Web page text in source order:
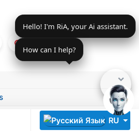
RU
pentru managementul flotei de roboți
real și analiză date
software și servicii într-o singură
la zeci de unități
mult
Hello! I'm RiA, your Ai assistant.
How can I help?